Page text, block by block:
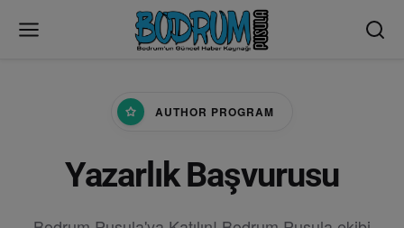
AUTHOR PROGRAM
Yazarlık Başvurusu